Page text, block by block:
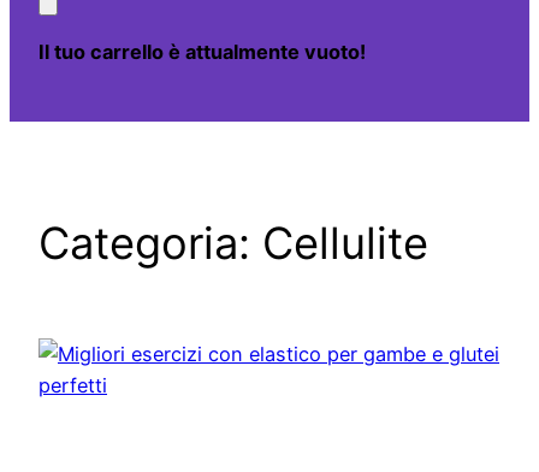
Il tuo carrello è attualmente vuoto!
Categoria: Cellulite